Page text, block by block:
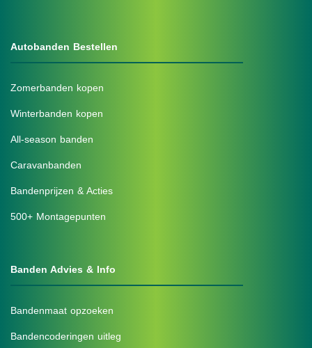
Autobanden Bestellen
Zomerbanden kopen
Winterbanden kopen
All-season banden
Caravanbanden
Bandenprijzen & Acties
500+ Montagepunten
Banden Advies & Info
Bandenmaat opzoeken
Bandencoderingen uitleg